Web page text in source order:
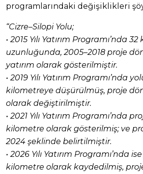
programlarındaki değişiklikleri
“Cizre–Silopi Yolu;
• 2015 Yılı Yatırım Programı’nda
uzunluğunda, 2005–2018 proje
yatırım olarak gösterilmiştir.
• 2019 Yılı Yatırım Programı’nda
kilometreye düşürülmüş, proje
olarak değiştirilmiştir.
• 2021 Yılı Yatırım Programı’nda
kilometre olarak gösterilmiş; ve
2024 şeklinde belirtilmiştir.
• 2026 Yılı Yatırım Programı’nda
kilometre olarak kaydedilmiş,